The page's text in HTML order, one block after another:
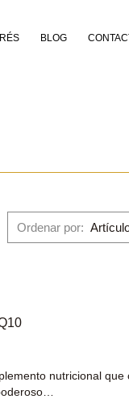
BLOG
Ordenar por:
nutricional que